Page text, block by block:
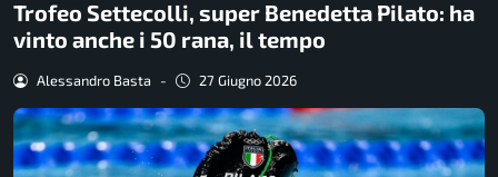
Trofeo Settecolli, super Benedetta Pilato: ha
vinto anche i 50 rana, il tempo
Alessandro Basta - 27 Giugno 2026